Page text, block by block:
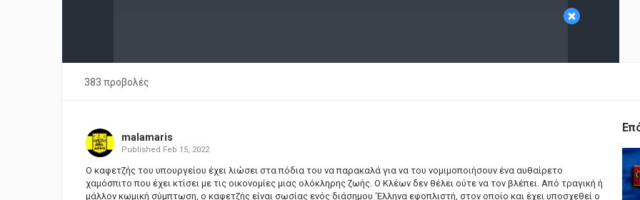
×
383 προβολές
malamaris
Published Feb 15, 2022
Ο καφετζής του υπουργείου έχει λιώσει στα πόδια του να παρακαλά για να του νομιμοποιήσουν ένα αυθαίρετο
χαμόσπιτο που έχει κτίσει με τις οικονομίες μιας ολόκληρης ζωής. Ο Κλέων δεν θέλει ούτε να τον βλέπει. Από τραγική ή
μάλλον κωμική σύμπτωση, ο καφετζής είναι σωσίας ενός διάσημου ‘Ελληνα εφοπλιστή, στον οποίο και έχει υποσχεθεί ο